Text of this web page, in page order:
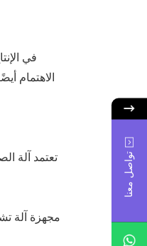
في
الاهتمام
تعتمد آلة
مجهزة آلة
تواصل معنا